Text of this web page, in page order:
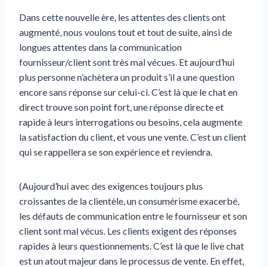
Dans cette nouvelle ère, les attentes des clients ont
augmenté, nous voulons tout et tout de suite, ainsi de
longues attentes dans la communication
fournisseur/client sont très mal vécues. Et aujourd’hui
plus personne n’achètera un produit s’il a une question
encore sans réponse sur celui-ci. C’est là que le chat en
direct trouve son point fort, une réponse directe et
rapide à leurs interrogations ou besoins, cela augmente
la satisfaction du client, et vous une vente. C’est un client
qui se rappellera se son expérience et reviendra.
(Aujourd’hui avec des exigences toujours plus
croissantes de la clientèle, un consumérisme exacerbé,
les défauts de communication entre le fournisseur et son
client sont mal vécus. Les clients exigent des réponses
rapides à leurs questionnements. C’est là que le live chat
est un atout majeur dans le processus de vente. En effet,